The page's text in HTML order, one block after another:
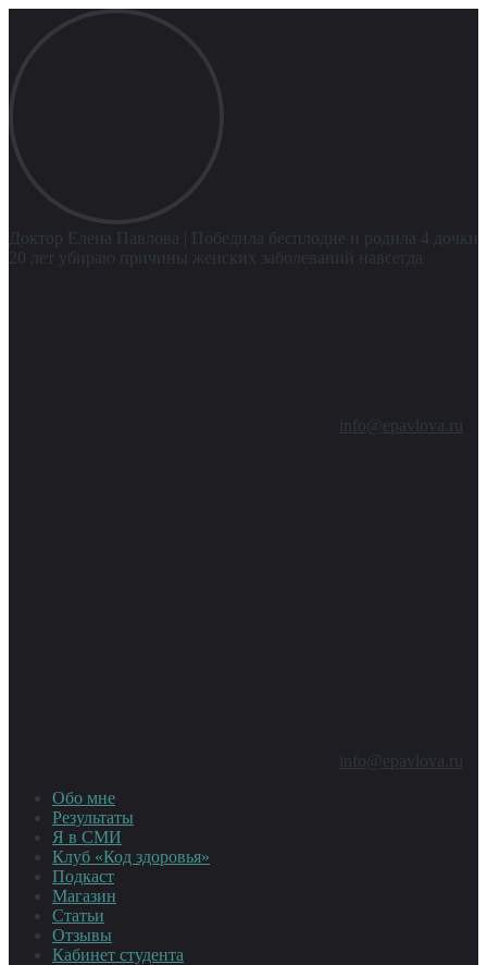
Доктор Елена Павлова
| Победила бесплодие и родила 4 дочки
20 лет убираю причины женских заболеваний навсегда
info@epavlova.ru
info@epavlova.ru
Обо мне
Результаты
Я в СМИ
Клуб «Код здоровья»
Подкаст
Магазин
Статьи
Отзывы
Кабинет студента